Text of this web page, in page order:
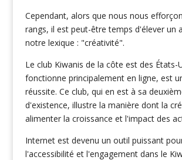
Cependant, alors que nous nous
rangs, il est peut-être temps d'élever un
notre lexique : "créativité".
Le club Kiwanis de la côte est des États-
fonctionne principalement en ligne, est
réussite. Ce club, qui en est à sa
d'existence, illustre la manière dont la
alimenter la croissance et l'impact des
Internet est devenu un outil puissant
l'accessibilité et l'engagement dans le